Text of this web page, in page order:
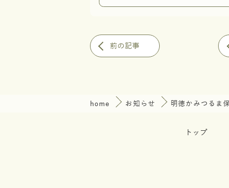
前の記事
home お知らせ 明徳かみつるま
トップ